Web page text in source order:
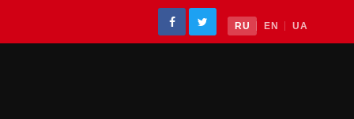
RU EN UA